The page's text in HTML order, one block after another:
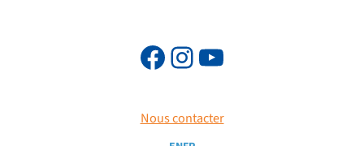
Nous contacter